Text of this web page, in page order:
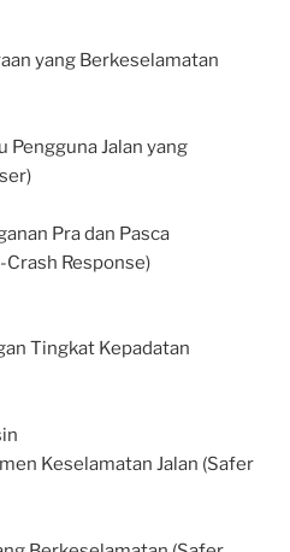
yang Berkeselamatan
Pengguna Jalan yang
Pra dan Pasca
Crash Response)
Tingkat Kepadatan
Keselamatan Jalan (Safer